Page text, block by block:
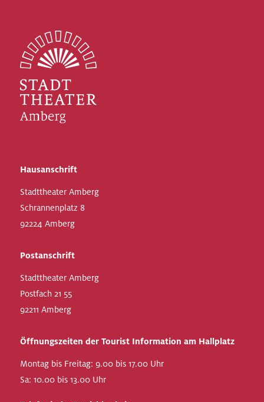
Hausanschrift
Stadttheater Amberg
Schrannenplatz 8
92224 Amberg
Postanschrift
Stadttheater Amberg
Postfach 21 55
92211 Amberg
Öffnungszeiten der Tourist Information am Hallplatz
Montag bis Freitag: 9.00 bis 17.00 Uhr
Sa: 10.00 bis 13.00 Uhr